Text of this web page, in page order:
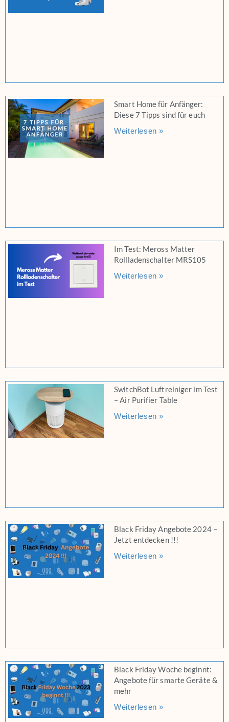
Smart Home für Anfänger:
Diese 7 Tipps sind für euch
Weiterlesen »
Im Test: Meross Matter
Rollladenschalter MRS105
Weiterlesen »
SwitchBot Luftreiniger im Test
– Air Purifier Table
Weiterlesen »
Black Friday Angebote 2024 –
Jetzt entdecken !!!
Weiterlesen »
Black Friday Woche beginnt:
Angebote für smarte Geräte &
mehr
Weiterlesen »